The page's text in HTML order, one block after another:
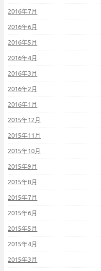
2016年7月
2016年6月
2016年5月
2016年4月
2016年3月
2016年2月
2016年1月
2015年12月
2015年11月
2015年10月
2015年9月
2015年8月
2015年7月
2015年6月
2015年5月
2015年4月
2015年3月